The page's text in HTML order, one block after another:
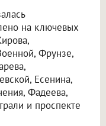
на ключевых
Фрунзе,
Есенина,
Фадеева,
и проспекте